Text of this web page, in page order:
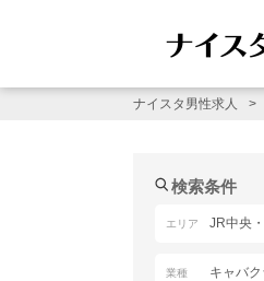
ナイスタ男性求人
検索条件
エリア JR中央
業種 キャバク